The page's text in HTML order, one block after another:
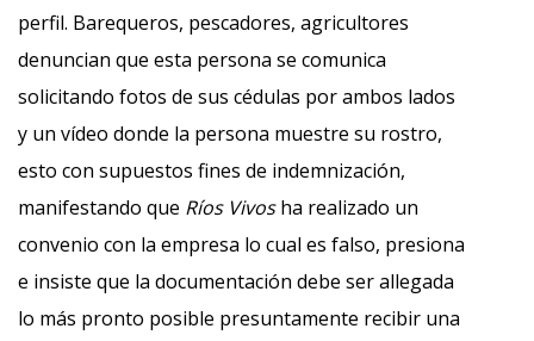
perfil. Barequeros, pescadores, agricultores
denuncian que esta persona se comunica
solicitando fotos de sus cédulas por ambos lados
y un vídeo donde la persona muestre su rostro,
esto con supuestos fines de indemnización,
manifestando que Ríos Vivosha realizado un
convenio con la empresa lo cual es falso, presiona
e insiste que la documentación debe ser allegada
lo más pronto posible presuntamente recibir una